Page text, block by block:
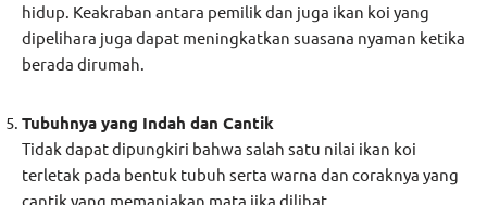
hidup. Keakraban antara pemilik dan juga ikan koi yang
dipelihara juga dapat meningkatkan suasana nyaman ketika
berada dirumah.
Tubuhnya yang Indah dan Cantik
Tidak dapat dipungkiri bahwa salah satu nilai ikan koi
terletak pada bentuk tubuh serta warna dan coraknya yang
cantik yang memanjakan mata jika dilihat.